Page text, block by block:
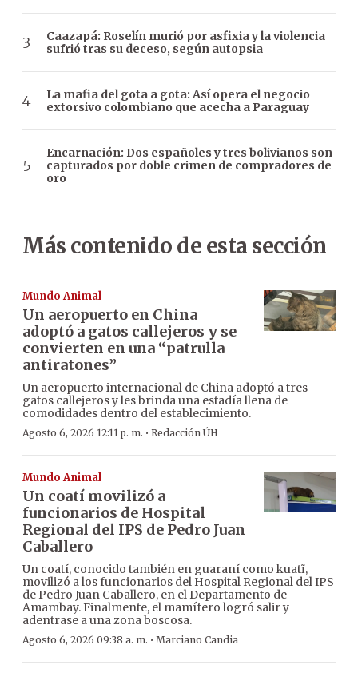
Caazapá: Roselín murió por asfixia y la violencia
sufrió tras su deceso, según autopsia
La mafia del gota a gota: Así opera el negocio
extorsivo colombiano que acecha a Paraguay
Encarnación: Dos españoles y tres bolivianos son
capturados por doble crimen de compradores de
oro
Más contenido de esta sección
Mundo Animal
Un aeropuerto en China
adoptó a gatos callejeros y se
convierten en una “patrulla
antiratones”
Un aeropuerto internacional de China adoptó a tres
gatos callejeros y les brinda una estadía llena de
comodidades dentro del establecimiento.
Agosto 6, 2026 12:11 p. m. · Redacción ÚH
Mundo Animal
Un coatí movilizó a
funcionarios de Hospital
Regional del IPS de Pedro Juan
Caballero
Un coatí, conocido también en guaraní como kuatĩ,
movilizó a los funcionarios del Hospital Regional del IPS
de Pedro Juan Caballero, en el Departamento de
Amambay. Finalmente, el mamífero logró salir y
adentrase a una zona boscosa.
Agosto 6, 2026 09:38 a. m. · Marciano Candia